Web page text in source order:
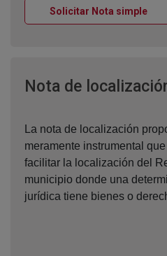
Solicitar Nota simple
Nota de
La nota de localización
meramente instrumental
facilitar la localización del
municipio donde una
jurídica tiene bienes o